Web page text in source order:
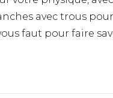
avec trous
faut pour faire